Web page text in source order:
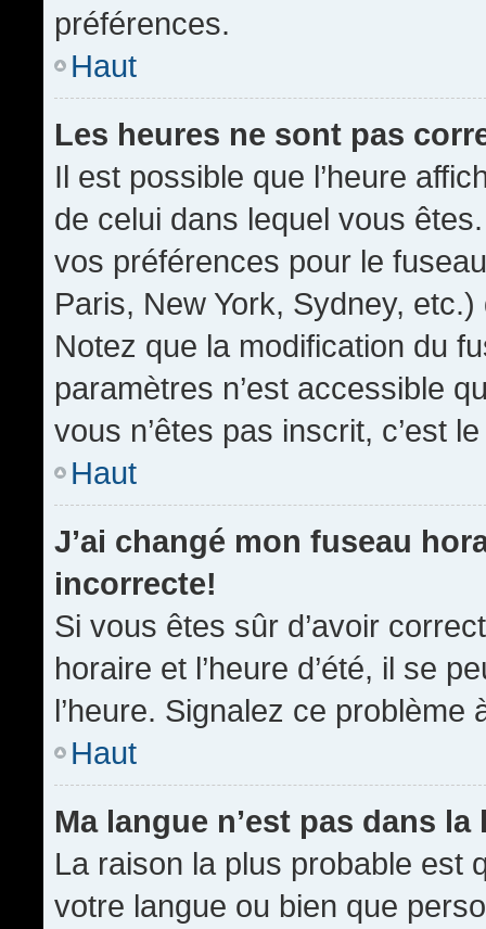
préférences.
Haut
Les heures ne sont pas
Il est possible que l’heure
de celui dans lequel vous
vos préférences pour le
Paris, New York, Sydney,
Notez que la modification du
paramètres n’est accessible
vous n’êtes pas inscrit, c’est
Haut
J’ai changé mon fuseau
incorrecte!
Si vous êtes sûr d’avoir
horaire et l’heure d’été, il se
l’heure. Signalez ce problème
Haut
Ma langue n’est pas dans la
La raison la plus probable est
votre langue ou bien que